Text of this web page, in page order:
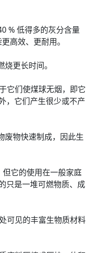
% 低得多的灰分含量
高效、更耐用。
更长时间。
它们使煤球无烟，即它
，它们产生很少或不产
废物快速制成，因此生
它的使用在一般家庭
只是一堆可燃物质、成
可见的丰富生物质材料